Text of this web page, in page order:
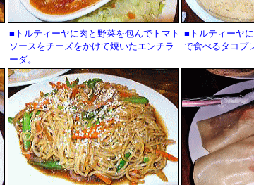
■トルティーヤに肉と野菜を包んでトマト
ソースをチーズをかけて焼いたエンチラ
ーダ。
■トルティーヤ
で食べるタコプ